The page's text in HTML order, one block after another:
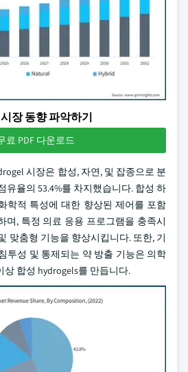
장 동향 파악하기
료 PDF 다운로드
시장은 합성, 자연, 및 잡종으로 분
유율의 53.4%를 차지했습니다. 합성 하
학적 특성에 대한 향상된 제어를 포함
며, 특정 의료 응용 프로그램을 충족시
맞춤형 기능을 향상시킵니다. 또한, 기
투성 및 통제되는 약 방출 기능은 의학
상 합성 hydrogels를 만듭니다.